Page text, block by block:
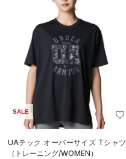
SALE
UAテック オーバーサイズ Tシャツ
（トレーニング/WOMEN）